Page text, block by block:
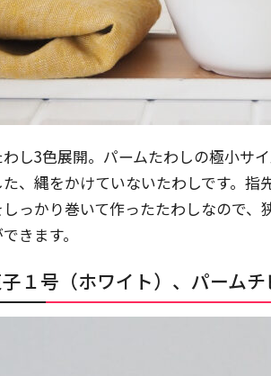
し3色展開。パームたわしの極小サ
、縄をかけていないたわしです。指
っかり巻いて作ったたわしなので、
きます。
１号（ホワイト）、パームチ